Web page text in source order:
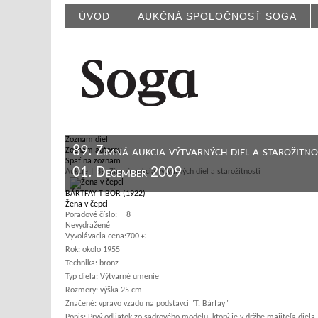
ÚVOD AUKČNÁ SPOLOČNOSŤ SOGA
89. Zimná aukcia výtvarných diel a
01. December 2009
Zoznam diel
Zoznam autorov
Späť na zoznam
Aukcie | 89. Zimná aukcia výtvarných diel a starožitností
BÁRTFAY TIBOR (1922)
Žena v čepci
Poradové číslo:
8
Nevydražené
Vyvolávacia cena:700 €
Rok: okolo 1955
Technika: bronz
Typ diela: Výtvarné umenie
Rozmery: výška 25 cm
Značené: vpravo vzadu na podstavci "T. Bárfay"